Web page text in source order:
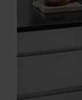
Download
Download